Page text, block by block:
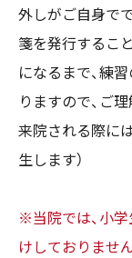
外しがご自身で
箋を発行するこ
になるまで、練
りますので、ご
来院される際に
生します）
※当院では、小
けしておりませ